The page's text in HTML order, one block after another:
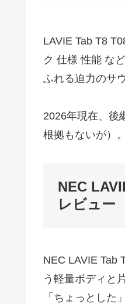
LAVIE Tab T8
ク 仕様 性能 な
ふれる迫力のサ
2026年現在、後
根拠もないが）。
NEC
レビュー
NEC LAVIE Tab
う軽量ボディと
「ちょっとした